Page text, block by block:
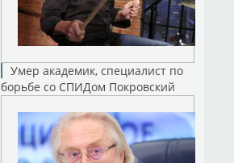
Умер академик, специалист по
борьбе со СПИДом Покровский